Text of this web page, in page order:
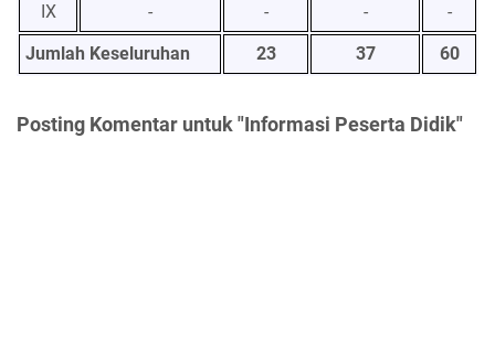
IX
- - -
-
Jumlah Keseluruhan
23 37 60
Posting Komentar untuk "Informasi Peserta Didik"